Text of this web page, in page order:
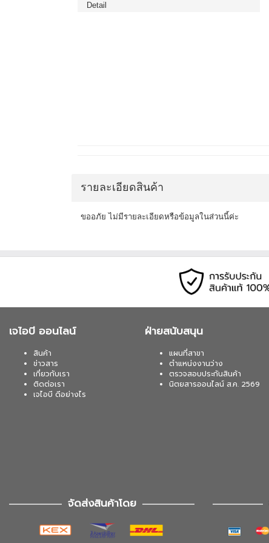
Detail
รายละเอียดสินค้า
ขออภัย ไม่มีรายละเอียดหรือข้อมูลในส่วนนี้ค่ะ
เจไอบี ออนไลน์
สินค้า
ข่าวสาร
เกี่ยวกับเรา
ติดต่อเรา
เจไอบี ดีอย่างไร
ฝ่ายสนับสนุน
แผนที่สาขา
ตำแหน่งงานว่าง
ตรวจสอบประกันสินค้า
นิตยสารออนไลน์ ส.ค. 2569
จัดส่งสินค้าโดย